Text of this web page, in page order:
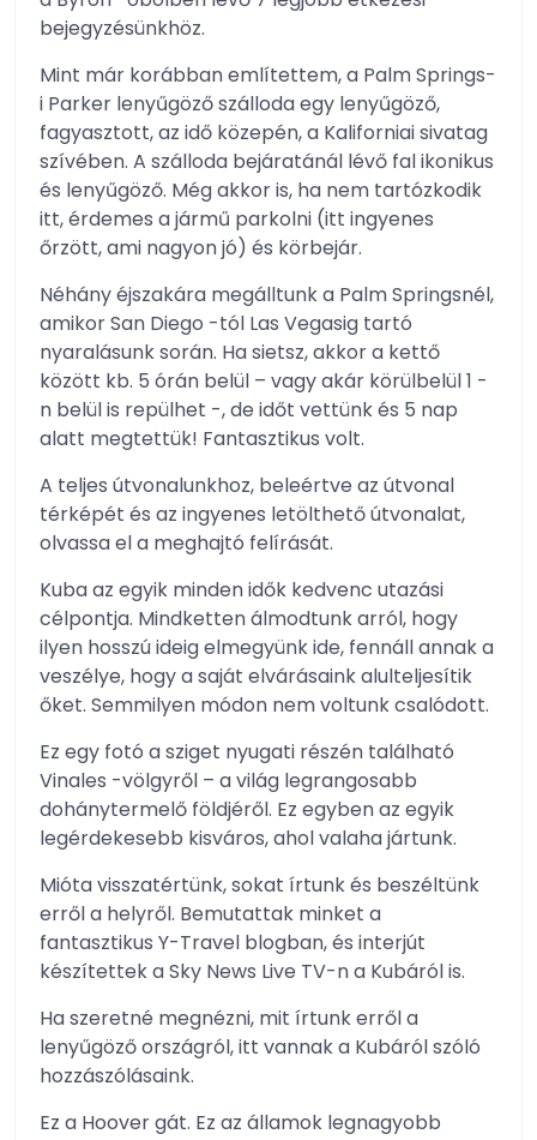
bejegyzésünkhöz.
Mint már korábban említettem, a Palm Springs-
i Parker lenyűgöző szálloda egy lenyűgöző,
fagyasztott, az idő közepén, a Kaliforniai sivatag
szívében. A szálloda bejáratánál lévő fal ikonikus
és lenyűgöző. Még akkor is, ha nem tartózkodik
itt, érdemes a jármű parkolni (itt ingyenes
őrzött, ami nagyon jó) és körbejár.
Néhány éjszakára megálltunk a Palm Springsnél,
amikor San Diego -tól Las Vegasig tartó
nyaralásunk során. Ha sietsz, akkor a kettő
között kb. 5 órán belül – vagy akár körülbelül 1 -
n belül is repülhet -, de időt vettünk és 5 nap
alatt megtettük! Fantasztikus volt.
A teljes útvonalunkhoz, beleértve az útvonal
térképét és az ingyenes letölthető útvonalat,
olvassa el a meghajtó felírását.
Kuba az egyik minden idők kedvenc utazási
célpontja. Mindketten álmodtunk arról, hogy
ilyen hosszú ideig elmegyünk ide, fennáll annak a
veszélye, hogy a saját elvárásaink alulteljesítik
őket. Semmilyen módon nem voltunk csalódott.
Ez egy fotó a sziget nyugati részén található
Vinales -völgyről – a világ legrangosabb
dohánytermelő földjéről. Ez egyben az egyik
legérdekesebb kisváros, ahol valaha jártunk.
Mióta visszatértünk, sokat írtunk és beszéltünk
erről a helyről. Bemutattak minket a
fantasztikus Y-Travel blogban, és interjút
készítettek a Sky News Live TV-n a Kubáról is.
Ha szeretné megnézni, mit írtunk erről a
lenyűgöző országról, itt vannak a Kubáról szóló
hozzászólásaink.
Ez a Hoover gát. Ez az államok legnagyobb